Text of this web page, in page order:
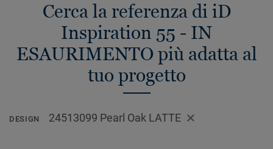
Cerca la referenza di iD
Inspiration 55 - IN
ESAURIMENTO più adatta al
tuo progetto
DESIGN 24513099 Pearl Oak LATTE